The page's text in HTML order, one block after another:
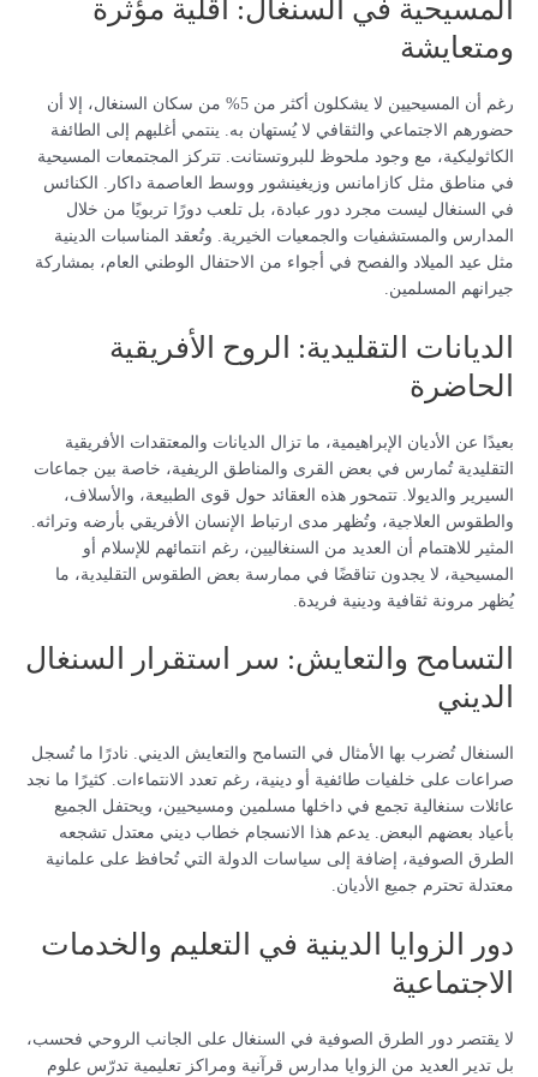
المسيحية في السنغال: أقلية مؤثرة
ومتعايشة
رغم أن المسيحيين لا يشكلون أكثر من 5% من سكان السنغال، إلا أن
حضورهم الاجتماعي والثقافي لا يُستهان به. ينتمي أغلبهم إلى الطائفة
الكاثوليكية، مع وجود ملحوظ للبروتستانت. تتركز المجتمعات المسيحية
في مناطق مثل كازامانس وزيغينشور ووسط العاصمة داكار. الكنائس
في السنغال ليست مجرد دور عبادة، بل تلعب دورًا تربويًا من خلال
المدارس والمستشفيات والجمعيات الخيرية. وتُعقد المناسبات الدينية
مثل عيد الميلاد والفصح في أجواء من الاحتفال الوطني العام، بمشاركة
جيرانهم المسلمين.
الديانات التقليدية: الروح الأفريقية
الحاضرة
بعيدًا عن الأديان الإبراهيمية، ما تزال الديانات والمعتقدات الأفريقية
التقليدية تُمارس في بعض القرى والمناطق الريفية، خاصة بين جماعات
السيرير والديولا. تتمحور هذه العقائد حول قوى الطبيعة، والأسلاف،
والطقوس العلاجية، وتُظهر مدى ارتباط الإنسان الأفريقي بأرضه وتراثه.
المثير للاهتمام أن العديد من السنغاليين، رغم انتمائهم للإسلام أو
المسيحية، لا يجدون تناقضًا في ممارسة بعض الطقوس التقليدية، ما
يُظهر مرونة ثقافية ودينية فريدة.
التسامح والتعايش: سر استقرار السنغال
الديني
السنغال تُضرب بها الأمثال في التسامح والتعايش الديني. نادرًا ما تُسجل
صراعات على خلفيات طائفية أو دينية، رغم تعدد الانتماءات. كثيرًا ما نجد
عائلات سنغالية تجمع في داخلها مسلمين ومسيحيين، ويحتفل الجميع
بأعياد بعضهم البعض. يدعم هذا الانسجام خطاب ديني معتدل تشجعه
الطرق الصوفية، إضافة إلى سياسات الدولة التي تُحافظ على علمانية
معتدلة تحترم جميع الأديان.
دور الزوايا الدينية في التعليم والخدمات
الاجتماعية
لا يقتصر دور الطرق الصوفية في السنغال على الجانب الروحي فحسب،
بل تدير العديد من الزوايا مدارس قرآنية ومراكز تعليمية تدرّس علوم